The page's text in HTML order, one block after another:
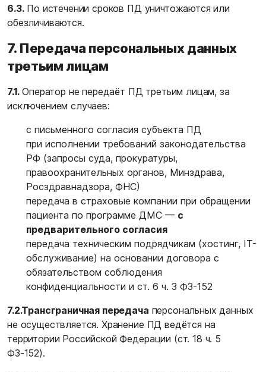
6.3.По истечении сроков ПД уничтожаются или
обезличиваются.
7. Передача персональных данных
третьим лицам
7.1.Оператор не передаёт ПД третьим лицам, за
исключением случаев:
с письменного согласия субъекта ПД
при исполнении требований законодательства
РФ (запросы суда, прокуратуры,
правоохранительных органов, Минздрава,
Росздравнадзора, ФНС)
передача в страховые компании при обращении
пациента по программе ДМС — с
предварительного согласия
передача техническим подрядчикам (хостинг, IT-
обслуживание) на основании договора с
обязательством соблюдения
конфиденциальности и ст. 6 ч. 3 ФЗ-152
7.2.Трансграничная передача персональных данных
не осуществляется. Хранение ПД ведётся на
территории Российской Федерации (ст. 18 ч. 5
ФЗ-152).